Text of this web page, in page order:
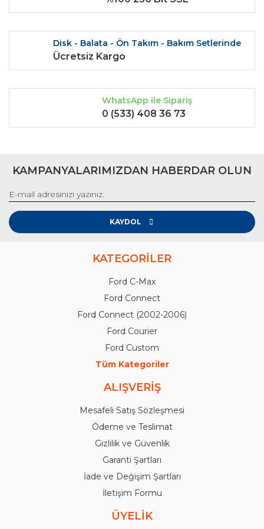
Disk - Balata - Ön Takım - Bakım Setlerinde
Ücretsiz Kargo
WhatsApp ile Sipariş
0 (533) 408 36 73
KAMPANYALARIMIZDAN HABERDAR OLUN
KAYDOL
KATEGORİLER
Ford C-Max
Ford Connect
Ford Connect (2002-2006)
Ford Courier
Ford Custom
Tüm Kategoriler
ALIŞVERİŞ
Mesafeli Satış Sözleşmesi
Ödeme ve Teslimat
Gizlilik ve Güvenlik
Garanti Şartları
İade ve Değişim Şartları
İletişim Formu
ÜYELİK